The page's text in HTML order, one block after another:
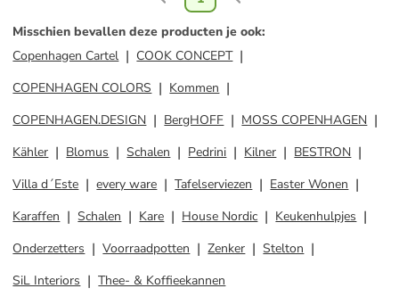
Misschien bevallen deze producten je ook:
Copenhagen Cartel
COOK CONCEPT
COPENHAGEN COLORS
Kommen
COPENHAGEN.DESIGN
BergHOFF
MOSS COPENHAGEN
Kähler
Blomus Schalen Pedrini Kilner
BESTRON
Villa d´Este
every ware Tafelserviezen
Easter Wonen
Karaffen
Schalen Kare House Nordic
Keukenhulpjes
Onderzetters
Voorraadpotten Zenker
Stelton
SiL Interiors
Thee- & Koffieekannen